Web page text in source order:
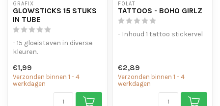
GRAFIX
GLOWSTICKS 15 STUKS
IN TUBE
- 15 gloeistaven in diverse
kleuren.
€1,99
Verzonden binnen 1 - 4
werkdagen
FOLAT
TATTOOS - BOHO GIRLZ
- Inhoud 1 tattoo stickervel
€2,89
Verzonden binnen 1 - 4
werkdagen